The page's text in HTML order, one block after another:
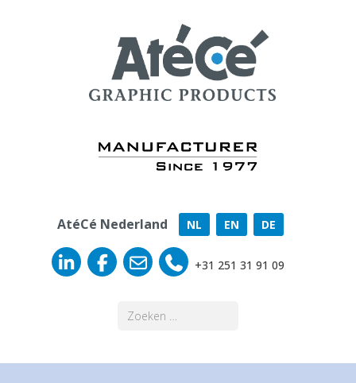
AtéCé Nederland NL EN DE
+31 251 31 91 09